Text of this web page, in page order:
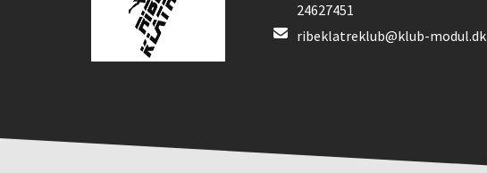
24627451
ribeklatreklub@klub-modul.dk